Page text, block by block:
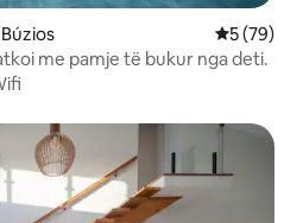
Vlerësimi
5 (79)
me pamje të bukur nga deti.
klientëve